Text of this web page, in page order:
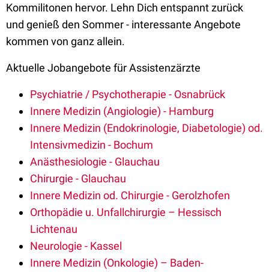
Kommilitonen hervor. Lehn Dich entspannt zurück
und genieß den Sommer - interessante Angebote
kommen von ganz allein.
Aktuelle Jobangebote für Assistenzärzte
Psychiatrie / Psychotherapie - Osnabrück
Innere Medizin (Angiologie) - Hamburg
Innere Medizin (Endokrinologie, Diabetologie) od.
Intensivmedizin - Bochum
Anästhesiologie - Glauchau
Chirurgie - Glauchau
Innere Medizin od. Chirurgie - Gerolzhofen
Orthopädie u. Unfallchirurgie – Hessisch
Lichtenau
Neurologie - Kassel
Innere Medizin (Onkologie) – Baden-